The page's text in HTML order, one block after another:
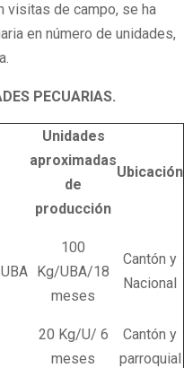
visitas de campo, se ha
en número de unidades,
PECUARIAS.
Unidades
aproximadas
de
producción
Ubicación
100
Kg/UBA/18
meses
Cantón y
Nacional
20 Kg/U/ 6
meses
Cantón y
parroquial